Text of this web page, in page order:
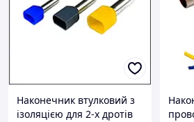
Наконечник втулковий з
ізоляцією для 2-х дротів